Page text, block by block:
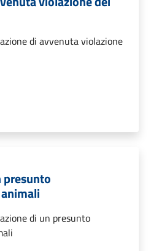
di avvenuta violazione
presunto
di un presunto